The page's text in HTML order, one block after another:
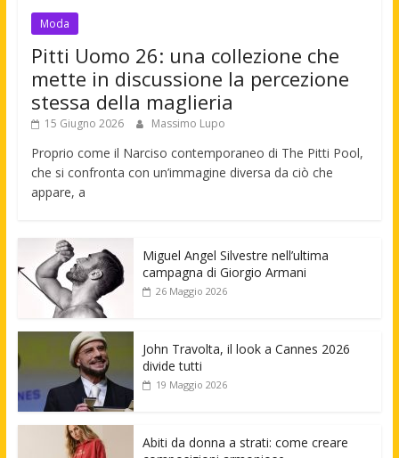
Moda
Pitti Uomo 26: una collezione che
mette in discussione la percezione
stessa della maglieria
15 Giugno 2026 Massimo Lupo
Proprio come il Narciso contemporaneo di The Pitti Pool,
che si confronta con un’immagine diversa da ciò che
appare, a
Miguel Angel Silvestre nell’ultima
campagna di Giorgio Armani
26 Maggio 2026
John Travolta, il look a Cannes 2026
divide tutti
19 Maggio 2026
Abiti da donna a strati: come creare